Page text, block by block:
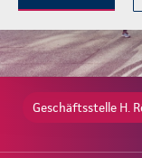
Geschäftsstelle H.